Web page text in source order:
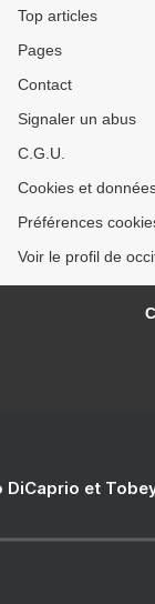
Top articles
Pages
Contact
Signaler un abus
C.G.U.
Cookies et
Préférences
Voir le profil de
DiCaprio et